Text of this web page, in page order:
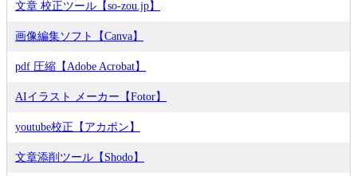
文章 校正ツール【so-zou.jp】
画像編集ソフト【Canva】
pdf 圧縮【Adobe Acrobat】
AIイラスト メーカー【Fotor】
youtube校正【アカポン】
文章添削ツール【Shodo】